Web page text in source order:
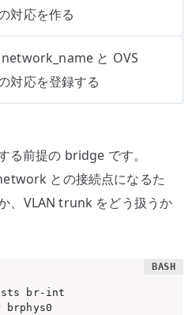
対応を作る
と OVS
対応を登録する
る前提の bridge です。
との接続点になるた
、VLAN trunk をどう扱うか